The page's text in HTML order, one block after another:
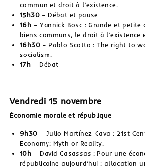
commun et droit à l’existence.
15h30 – Débat et pause
16h – Yannick Bosc : Grande et petite
biens communs, le droit à l’existence
16h30 – Pablo Scotto : The right to
socialism.
17h – Débat
Vendredi 15 novembre
Économie morale et république
9h30 – Julio Martínez-Cava : 21st
Economy: Myth or Reality.
10h – David Casassas : Pour une
républicaine aujourd’hui : allocation